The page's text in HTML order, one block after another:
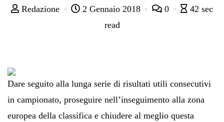
Redazione 2 Gennaio 2018 0
42 sec
read
Dare seguito alla lunga serie di risultati utili consecutivi
in campionato, proseguire nell’inseguimento alla zona
europea della classifica e chiudere al meglio questa